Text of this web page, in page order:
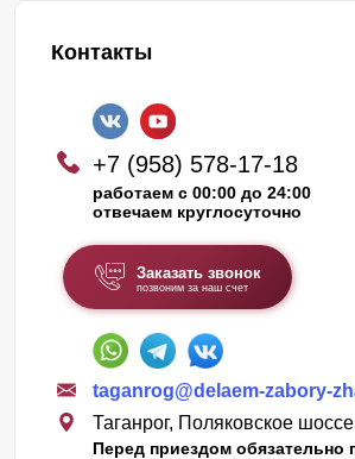
Контакты
+7 (958) 578-17-18
работаем с 00:00 до 24:00
отвечаем круглосуточно
Заказать звонок
позвоним за наш счет
taganrog@delaem-zabory-
Таганрог, Поляковское
Перед приездом обязательно